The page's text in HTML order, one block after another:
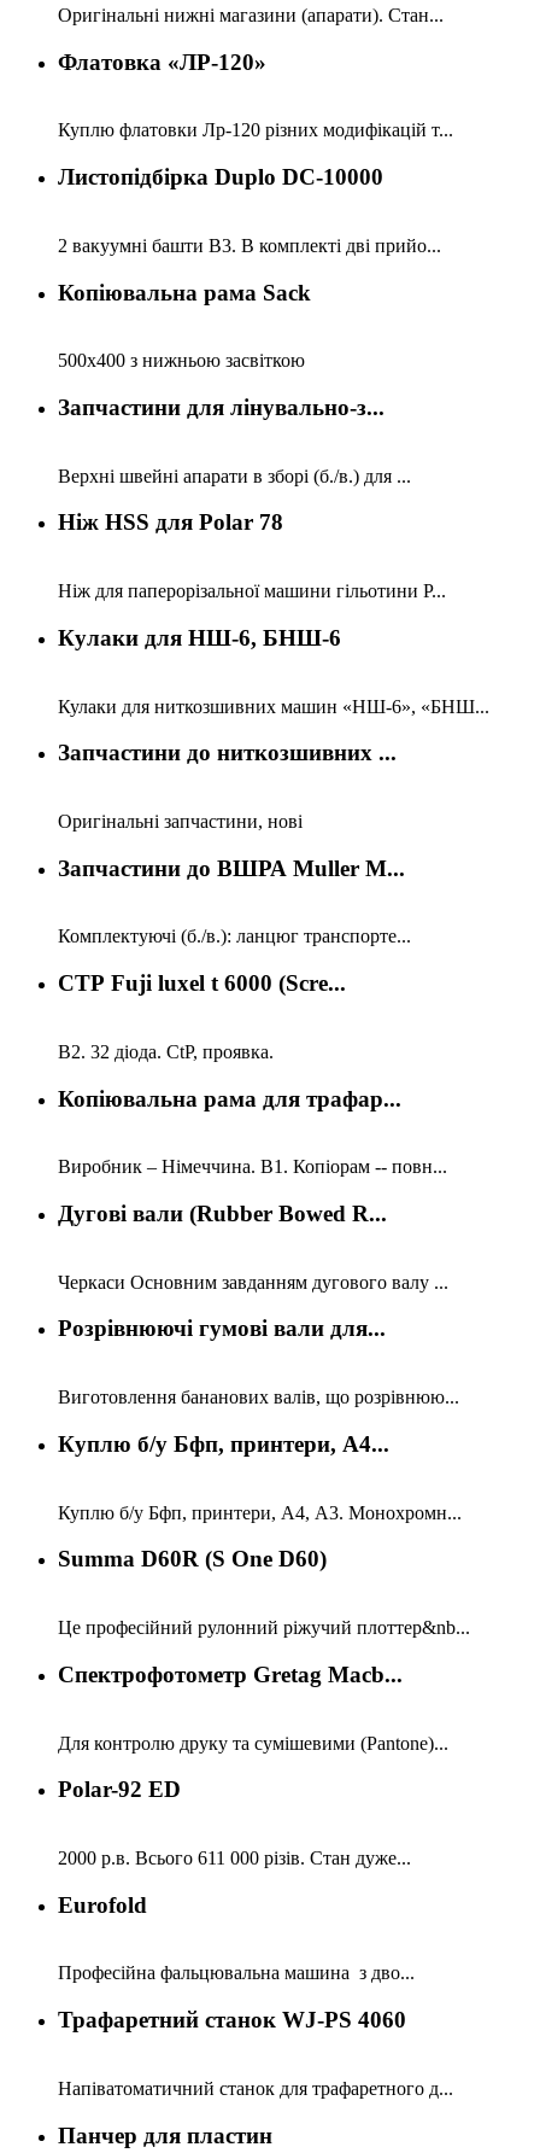
Оригінальні нижні магазини (апарати). Стан...
Флатовка «ЛР-120»
Куплю флатовки Лр-120 різних модифікацій т...
Листопідбірка Duplo DC-10000
2 вакуумні башти B3. В комплекті дві прийо...
Копіювальна рама Sack
500х400 з нижньою засвіткою
Запчастини для лінувально-з...
Верхні швейні апарати в зборі (б./в.) для ...
Ніж HSS для Polar 78
Ніж для паперорізальної машини гільотини P...
Кулаки для НШ-6, БНШ-6
Кулаки для ниткозшивних машин «НШ-6», «БНШ...
Запчастини до ниткозшивних ...
Оригінальні запчастини, нові
Запчастини до ВШРА Muller M...
Комплектуючі (б./в.): ланцюг транспорте...
СТР Fuji luxel t 6000 (Scre...
В2. 32 діода. CtP, проявка.
Копіювальна рама для трафар...
Виробник – Німеччина. В1. Копіорам -- повн...
Дугові вали (Rubber Bowed R...
Черкаси Основним завданням дугового валу ...
Розрівнюючі гумові вали для...
Виготовлення бананових валів, що розрівнюю...
Куплю б/у Бфп, принтери, А4...
Куплю б/у Бфп, принтери, А4, А3. Монохромн...
Summa D60R (S One D60)
Це професійний рулонний ріжучий плоттер&nb...
Спектрофотометр Gretag Macb...
Для контролю друку та сумішевими (Pantone)...
Polar-92 ED
2000 р.в. Всього 611 000 різів. Стан дуже...
Eurofold
Професійна фальцювальна машина з дво...
Трафаретний станок WJ-PS 4060
Напіватоматичний станок для трафаретного д...
Панчер для пластин